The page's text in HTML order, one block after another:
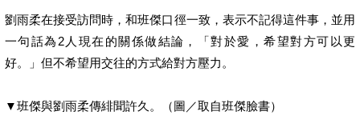
劉雨柔在接受訪問時，和班傑口徑一致，表示不記得這件事，並用
一句話為2人現在的關係做結論，「對於愛，希望對方可以更
好。」但不希望用交往的方式給對方壓力。
▼班傑與劉雨柔傳緋聞許久。（圖／取自班傑臉書）